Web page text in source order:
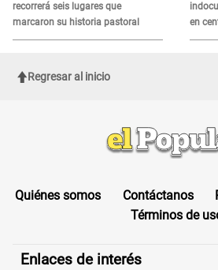
recorrerá seis lugares que
marcaron su historia pastoral
en
sufrir
Regresar al inicio
Quiénes somos Contáctanos
Términos de
Enlaces de interés